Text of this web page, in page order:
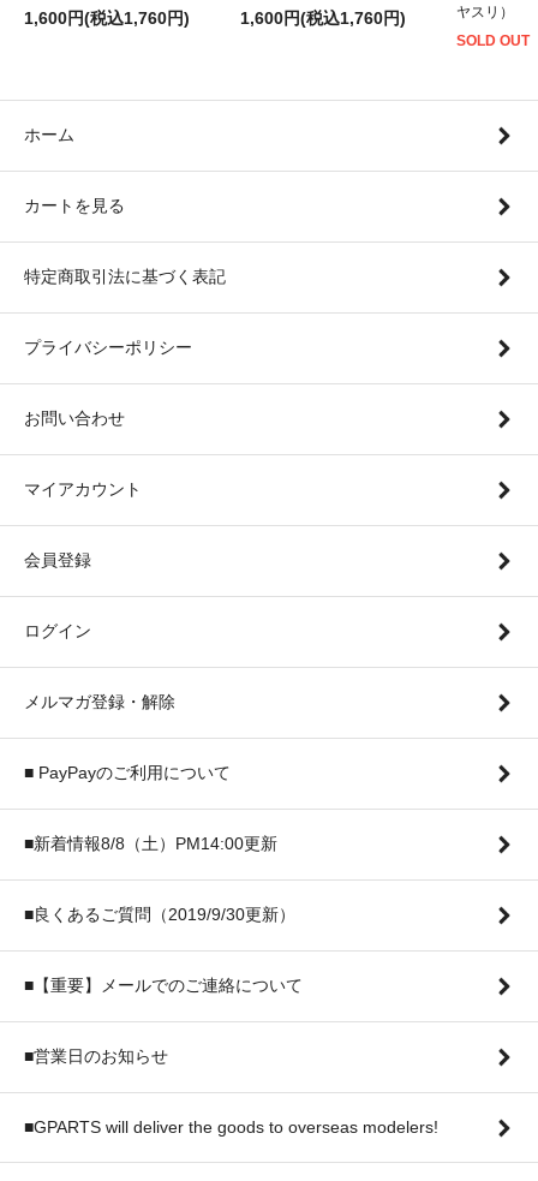
1,600円(税込1,760円) 1,600円(税込1,760円)
ヤスリ）
SOLD OUT
ホーム
カートを見る
特定商取引法に基づく表記
プライバシーポリシー
お問い合わせ
マイアカウント
会員登録
ログイン
メルマガ登録・解除
■ PayPayのご利用について
■新着情報8/8（土）PM14:00更新
■良くあるご質問（2019/9/30更新）
■【重要】メールでのご連絡について
■営業日のお知らせ
■GPARTS will deliver the goods to overseas modelers!